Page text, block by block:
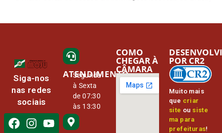
Siga-nos
nas redes
sociais
ATENDIMENTO
Segunda
à Sexta
de 07:30
às 13:30
COMO
CHEGAR À
CÂMARA
Muito mais
que criar
site ou siste
ma para
prefeituras!
POR CR2